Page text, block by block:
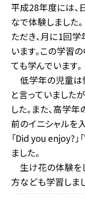
平成28年度には、
なで体験しました
ただき、月に1回
います。この学習
ても学んでいます。
低学年の児童は
と言っていました
した。また、高学
前のイニシャルを
「Did you enjoy?」
ました。
生け花の体験を
方なども学習しま